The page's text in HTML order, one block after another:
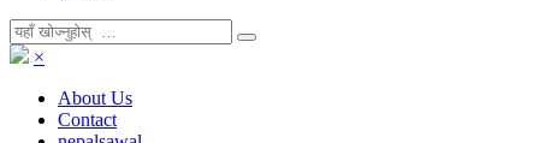
×
About Us
Contact